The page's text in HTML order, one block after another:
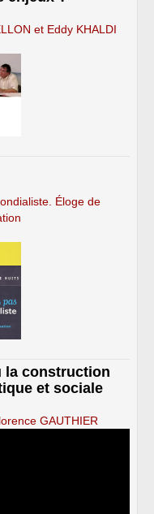
et Eddy KHALDI
Éloge de
la construction
et sociale
GAUTHIER